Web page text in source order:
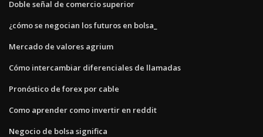
Doble señal de comercio superior
¿cómo se negocian los futuros en bolsa_
Mercado de valores agrium
Cómo intercambiar diferenciales de llamadas
Pronóstico de forex por cable
Como aprender como invertir en reddit
Negocio de bolsa significa